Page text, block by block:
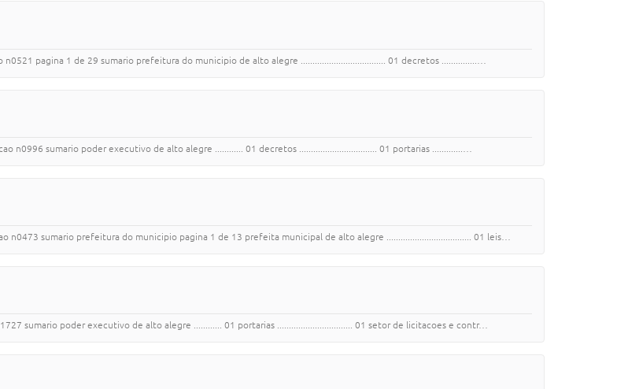
pagina 1 de 29 sumario prefeitura do municipio de alto alegre .................................... 01 decretos ...............…
sumario poder executivo de alto alegre ............ 01 decretos ................................. 01 portarias .............…
sumario prefeitura do municipio pagina 1 de 13 prefeita municipal de alto alegre .................................... 01 leis…
sumario poder executivo de alto alegre ............ 01 portarias ................................ 01 setor de licitacoes e contr…